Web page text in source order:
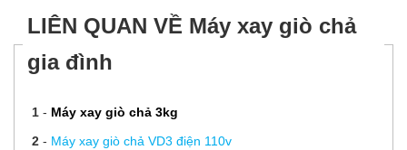
LIÊN QUAN VỀ Máy xay giò chả
gia đình
1- Máy xay giò chả 3kg
2- Máy xay giò chả VD3 điện 110v